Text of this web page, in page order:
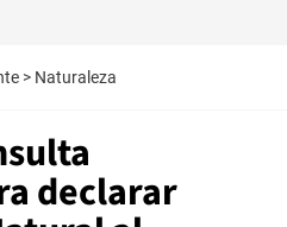
> Naturaleza
declarar